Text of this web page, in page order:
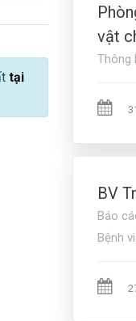
tại
vật
Thông
BV
Báo
Bệnh